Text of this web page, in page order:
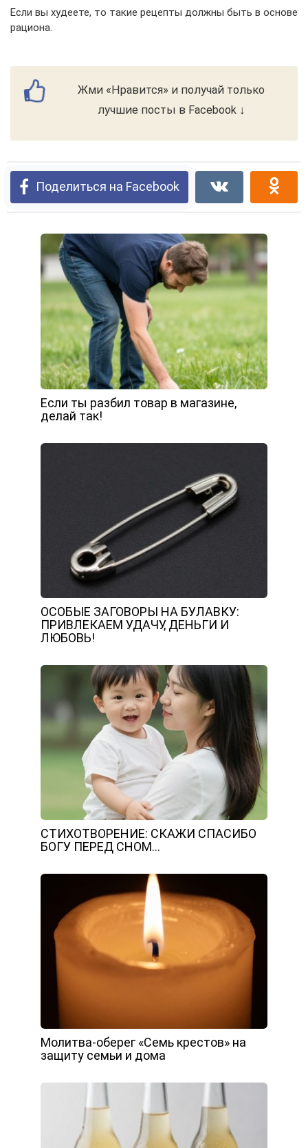
Если вы худеете, то такие рецепты должны быть в основе
рациона.
Жми «Нравится» и получай только
лучшие посты в Facebook ↓
Поделиться на Facebook
Если ты разбил товар в магазине,
делай так!
ОСОБЫЕ ЗАГОВОРЫ НА БУЛАВКУ:
ПРИВЛЕКАЕМ УДАЧУ, ДЕНЬГИ И
ЛЮБОВЬ!
СТИХОТВОРЕНИЕ: СКАЖИ СПАСИБО
БОГУ ПЕРЕД СНОМ…
Молитва-оберег «Семь крестов» на
защиту семьи и дома